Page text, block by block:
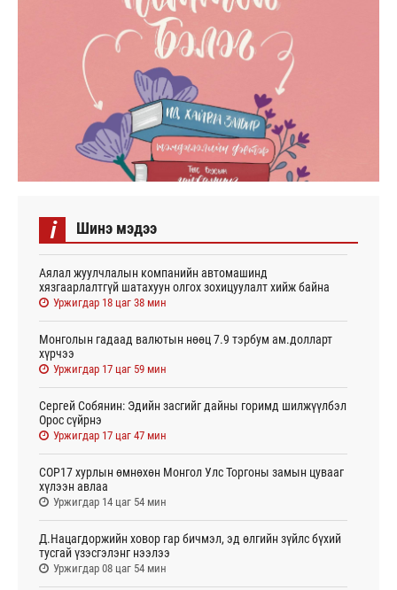
i Шинэ мэдээ
Аялал жуулчлалын компанийн автомашинд
хязгаарлалтгүй шатахуун олгох зохицуулалт хийж байна
Уржигдар 18 цаг 38 мин
Монголын гадаад валютын нөөц 7.9 тэрбум ам.долларт
хүрчээ
Уржигдар 17 цаг 59 мин
Сергей Собянин: Эдийн засгийг дайны горимд шилжүүлбэл
Орос сүйрнэ
Уржигдар 17 цаг 47 мин
COP17 хурлын өмнөхөн Монгол Улс Торгоны замын цувааг
хүлээн авлаа
Уржигдар 14 цаг 54 мин
Д.Нацагдоржийн ховор гар бичмэл, эд өлгийн зүйлс бүхий
тусгай үзэсгэлэнг нээлээ
Уржигдар 08 цаг 54 мин